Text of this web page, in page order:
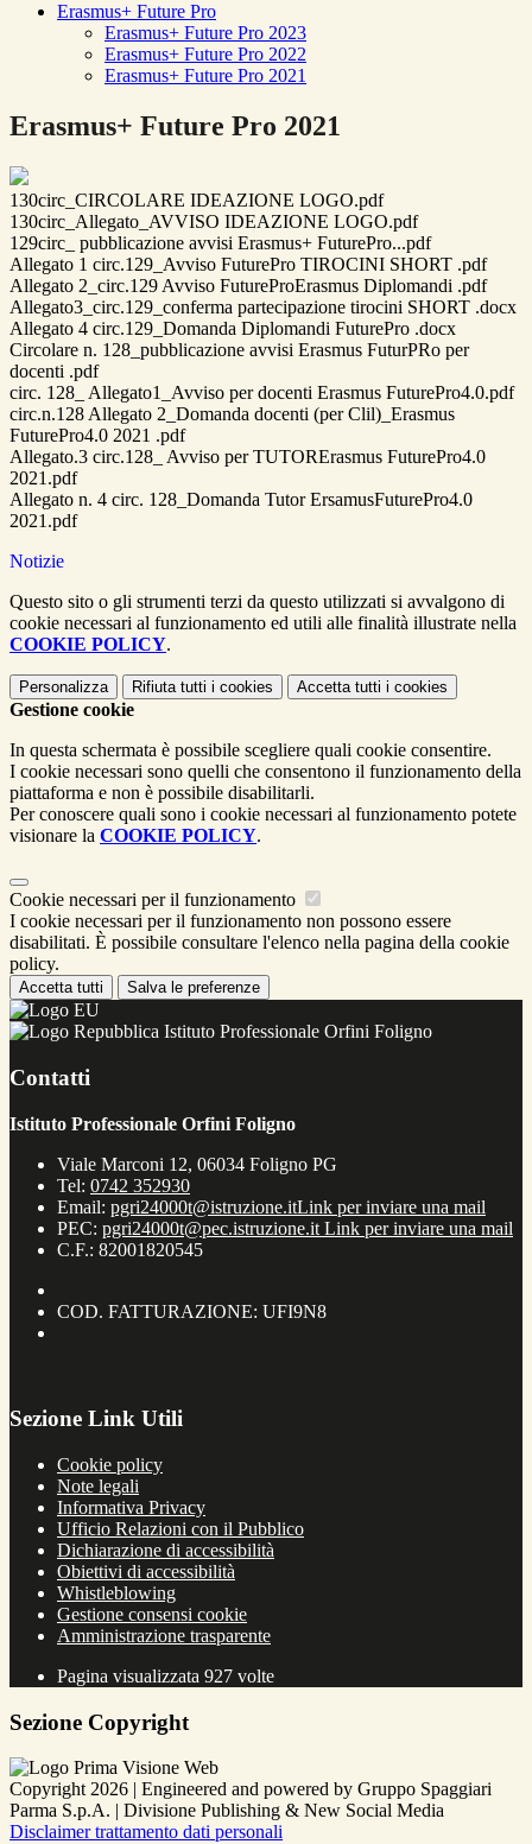
Erasmus+ Future Pro
Erasmus+ Future Pro 2023
Erasmus+ Future Pro 2022
Erasmus+ Future Pro 2021
Erasmus+ Future Pro 2021
130circ_CIRCOLARE IDEAZIONE LOGO.pdf
130circ_Allegato_AVVISO IDEAZIONE LOGO.pdf
129circ_ pubblicazione avvisi Erasmus+ FuturePro...pdf
Allegato 1 circ.129_Avviso FuturePro TIROCINI SHORT .pdf
Allegato 2_circ.129 Avviso FutureProErasmus Diplomandi .pdf
Allegato3_circ.129_conferma partecipazione tirocini SHORT .docx
Allegato 4 circ.129_Domanda Diplomandi FuturePro .docx
Circolare n. 128_pubblicazione avvisi Erasmus FuturPRo per
docenti .pdf
circ. 128_ Allegato1_Avviso per docenti Erasmus FuturePro4.0.pdf
circ.n.128 Allegato 2_Domanda docenti (per Clil)_Erasmus
FuturePro4.0 2021 .pdf
Allegato.3 circ.128_ Avviso per TUTORErasmus FuturePro4.0
2021.pdf
Allegato n. 4 circ. 128_Domanda Tutor ErsamusFuturePro4.0
2021.pdf
Notizie
Questo sito o gli strumenti terzi da questo utilizzati si avvalgono di
cookie necessari al funzionamento ed utili alle finalità illustrate nella
COOKIE POLICY.
Personalizza Rifiuta tutti i cookies Accetta tutti i cookies
Gestione cookie
In questa schermata è possibile scegliere quali cookie consentire.
I cookie necessari sono quelli che consentono il funzionamento della
piattaforma e non è possibile disabilitarli.
Per conoscere quali sono i cookie necessari al funzionamento potete
visionare la COOKIE POLICY.
Cookie necessari per il funzionamento
I cookie necessari per il funzionamento non possono essere
disabilitati. È possibile consultare l'elenco nella pagina della cookie
policy.
Accetta tutti Salva le preferenze
Istituto Professionale Orfini Foligno
Contatti
Istituto Professionale Orfini Foligno
Viale Marconi 12, 06034 Foligno PG
Tel: 0742 352930
Email: pgri24000t@istruzione.itLink per inviare una mail
PEC: pgri24000t@pec.istruzione.it Link per inviare una mail
C.F.: 82001820545
COD. FATTURAZIONE: UFI9N8
Sezione Link Utili
Cookie policy
Note legali
Informativa Privacy
Ufficio Relazioni con il Pubblico
Dichiarazione di accessibilità
Obiettivi di accessibilità
Whistleblowing
Gestione consensi cookie
Amministrazione trasparente
Pagina visualizzata 927 volte
Sezione Copyright
Copyright 2026 | Engineered and powered by Gruppo Spaggiari
Parma S.p.A. | Divisione Publishing & New Social Media
Disclaimer trattamento dati personali